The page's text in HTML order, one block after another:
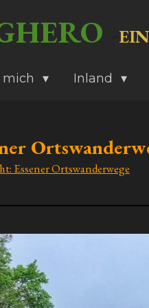
mich Inland
Essener Ortswanderwege